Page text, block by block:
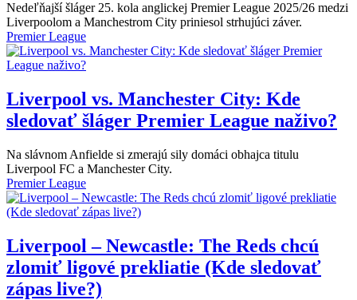
Nedeľňajší šláger 25. kola anglickej Premier League 2025/26 medzi
Liverpoolom a Manchestrom City priniesol strhujúci záver.
Premier League
Liverpool vs. Manchester City: Kde
sledovať šláger Premier League naživo?
Na slávnom Anfielde si zmerajú sily domáci obhajca titulu
Liverpool FC a Manchester City.
Premier League
Liverpool – Newcastle: The Reds chcú
zlomiť ligové prekliatie (Kde sledovať
zápas live?)